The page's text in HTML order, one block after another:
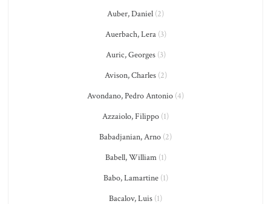
Auber, Daniel (2)
Auerbach, Lera(3)
Auric, Georges(3)
Avison, Charles(2)
Avondano, Pedro Antonio (4)
Azzaiolo, Filippo (1)
Babadjanian, Arno (2)
Babell, William(1)
Babo, Lamartine(1)
Bacalov, Luis (1)